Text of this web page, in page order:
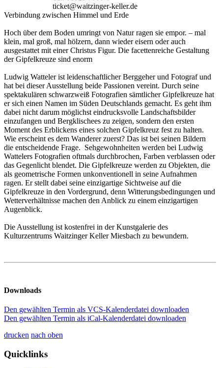
ticket@waitzinger-keller.de
Verbindung zwischen Himmel und Erde
Hoch über dem Boden umringt von Natur ragen sie empor. – mal
klein, mal groß, mal hölzern, dann wieder eisern oder auch
ausgestattet mit einer Christus Figur. Die facettenreiche Gestaltung
der Gipfelkreuze sind enorm
Ludwig Watteler ist leidenschaftlicher Berggeher und Fotograf und
hat bei dieser Ausstellung beide Passionen vereint. Durch seine
spektakulären schwarzweiß Fotografien sämtlicher Gipfelkreuze hat
er sich einen Namen im Süden Deutschlands gemacht. Es geht ihm
dabei nicht darum möglichst eindrucksvolle Landschaftsbilder
einzufangen und Bergklischees zu zeigen, sondern den ersten
Moment des Erblickens eines solchen Gipfelkreuz fest zu halten.
Wie erscheint es dem Wanderer zuerst? Das ist bei seinen Bildern
die entscheidende Frage. Sehgewohnheiten werden bei Ludwig
Wattelers Fotografien oftmals durchbrochen, Farben verblassen oder
das Gegenlicht blendet. Die Gipfelkreuze werden zu Objekten, die
als geometrische Formen unkonventionell in seine Aufnahmen
ragen. Er stellt dabei seine einzigartige Sichtweise auf die
Gipfelkreuze in den Vordergrund, denn Witterungsbedingungen und
Wetterverhältnisse machen den Anblick zu einem einzigartigen
Augenblick.
Die Ausstellung ist kostenfrei in der Kunstgalerie des
Kulturzentrums Waitzinger Keller Miesbach zu bewundern.
Downloads
Den gewählten Termin als VCS-Kalenderdatei downloaden
Den gewählten Termin als iCal-Kalenderdatei downloaden
drucken nach oben
Quicklinks